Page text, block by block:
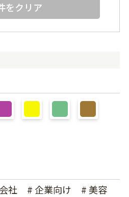
をクリア
社 # 企業向け
# 美容